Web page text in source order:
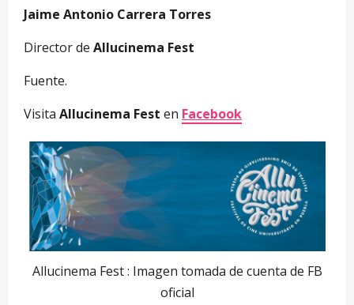
Jaime Antonio Carrera Torres
Director de Allucinema Fest
Fuente.
Visita Allucinema Fest en Facebook
Allucinema Fest : Imagen tomada de cuenta de FB
oficial